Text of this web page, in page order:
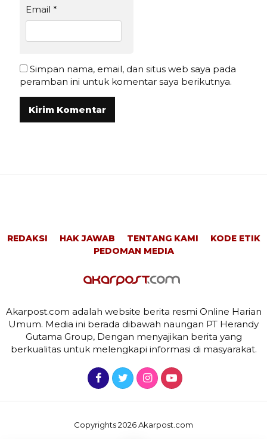
Email *
Simpan nama, email, dan situs web saya pada
peramban ini untuk komentar saya berikutnya.
REDAKSI HAK JAWAB TENTANG KAMI
KODE ETIK
PEDOMAN MEDIA
Akarpost.com adalah website berita resmi Online Harian
Umum. Media ini berada dibawah naungan PT Herandy
Gutama Group, Dengan menyajikan berita yang
berkualitas untuk melengkapi informasi di masyarakat.
Copyrights 2026 Akarpost.com